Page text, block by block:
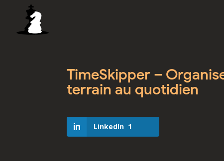
TimeSkipper –
terrain au quotidien
LinkedIn 1